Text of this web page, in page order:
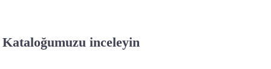
Kataloğumuzu inceleyin